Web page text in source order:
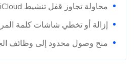
محاولة تجاوز قفل تنشيط iCloud
إزالة أو تخطي شاشات كلمة
منح وصول محدود إلى وظائف